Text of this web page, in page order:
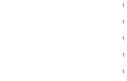
1
1
1
1
1